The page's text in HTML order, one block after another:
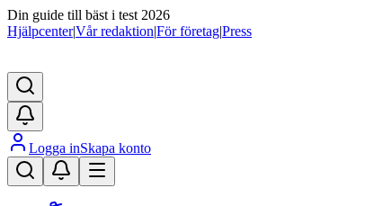
Din guide till bäst i test 2026
Hjälpcenter|Vår redaktion|För företag|Press
Logga inSkapa konto